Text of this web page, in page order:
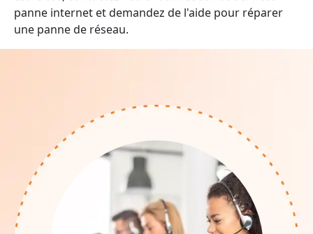
panne internet et demandez de l'aide pour réparer
une panne de réseau.